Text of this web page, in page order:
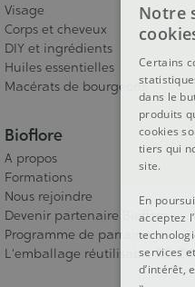
Visage
Corps et cheveux
DIY et ingrédients
Huiles essentielles
Macérats de bourgeons
Bioflore
A propos
Formations
Nous rejoindre
Devenir partenaire Bioflore
Programme de parrainage
L'emballage réutilisable RE-ZIP
Notre
Certains
dans le
produits
cookies
tiers qui
site.
En
acceptez
services
d’intérêt,